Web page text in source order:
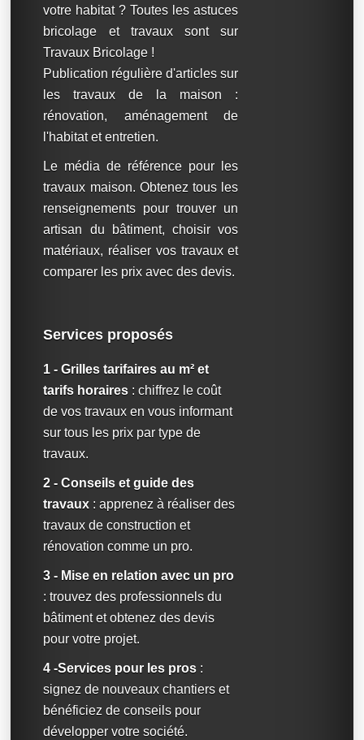
votre habitat ? Toutes les astuces
bricolage et travaux sont sur
Travaux Bricolage !
Publication régulière d'articles sur
les travaux de la maison :
rénovation, aménagement de
l'habitat et entretien.
Le média de référence pour les
travaux maison. Obtenez tous les
renseignements pour trouver un
artisan du bâtiment, choisir vos
matériaux, réaliser vos travaux et
comparer les prix avec des devis.
Services proposés
1 - Grilles tarifaires au m² et
tarifs horaires : chiffrez le coût
de vos travaux en vous informant
sur tous les prix par type de
travaux.
2 - Conseils et guide des
travaux : apprenez à réaliser des
travaux de construction et
rénovation comme un pro.
3 - Mise en relation avec un pro
: trouvez des professionnels du
bâtiment et obtenez des devis
pour votre projet.
4 -Services pour les pros :
signez de nouveaux chantiers et
bénéficiez de conseils pour
développer votre société.